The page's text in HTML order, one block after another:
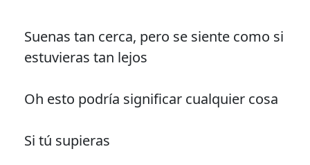
Suenas tan cerca, pero se siente como si
estuvieras tan lejos
Oh esto podría significar cualquier cosa
Si tú supieras